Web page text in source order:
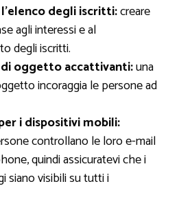
degli iscritti:creare
agli interessi e al
degli iscritti.
oggetto accattivanti:una
incoraggia le persone ad
i dispositivi mobili:
controllano le loro e-mail
quindi assicuratevi che i
siano visibili su tutti i